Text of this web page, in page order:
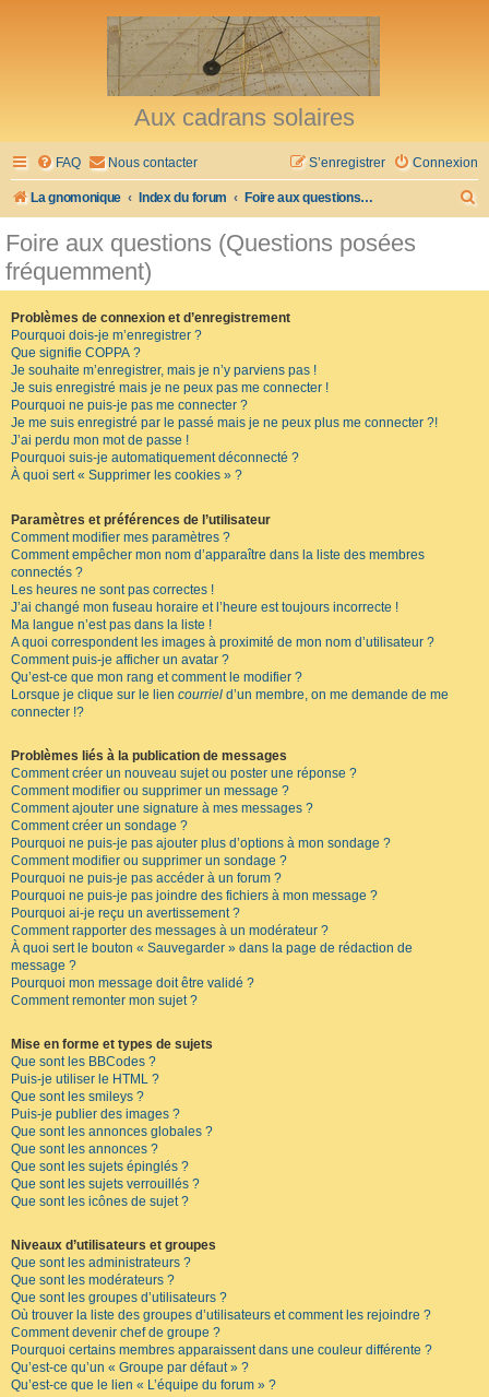
Aux cadrans solaires
FAQ Nous contacter Connexion
S’enregistrer
La gnomonique Index du forum Foire aux questions (Questions posées fréquemment)
Foire aux questions (Questions posées
fréquemment)
Problèmes de connexion et d’enregistrement
Pourquoi dois-je m’enregistrer ?
Que signifie COPPA ?
Je souhaite m’enregistrer, mais je n’y parviens pas !
Je suis enregistré mais je ne peux pas me connecter !
Pourquoi ne puis-je pas me connecter ?
Je me suis enregistré par le passé mais je ne peux plus me connecter ?!
J’ai perdu mon mot de passe !
Pourquoi suis-je automatiquement déconnecté ?
À quoi sert « Supprimer les cookies » ?
Paramètres et préférences de l’utilisateur
Comment modifier mes paramètres ?
Comment empêcher mon nom d’apparaître dans la liste des membres
connectés ?
Les heures ne sont pas correctes !
J’ai changé mon fuseau horaire et l’heure est toujours incorrecte !
Ma langue n’est pas dans la liste !
A quoi correspondent les images à proximité de mon nom d’utilisateur ?
Comment puis-je afficher un avatar ?
Qu’est-ce que mon rang et comment le modifier ?
Lorsque je clique sur le lien courriel d’un membre, on me demande de me
connecter !?
Problèmes liés à la publication de messages
Comment créer un nouveau sujet ou poster une réponse ?
Comment modifier ou supprimer un message ?
Comment ajouter une signature à mes messages ?
Comment créer un sondage ?
Pourquoi ne puis-je pas ajouter plus d’options à mon sondage ?
Comment modifier ou supprimer un sondage ?
Pourquoi ne puis-je pas accéder à un forum ?
Pourquoi ne puis-je pas joindre des fichiers à mon message ?
Pourquoi ai-je reçu un avertissement ?
Comment rapporter des messages à un modérateur ?
À quoi sert le bouton « Sauvegarder » dans la page de rédaction de
message ?
Pourquoi mon message doit être validé ?
Comment remonter mon sujet ?
Mise en forme et types de sujets
Que sont les BBCodes ?
Puis-je utiliser le HTML ?
Que sont les smileys ?
Puis-je publier des images ?
Que sont les annonces globales ?
Que sont les annonces ?
Que sont les sujets épinglés ?
Que sont les sujets verrouillés ?
Que sont les icônes de sujet ?
Niveaux d’utilisateurs et groupes
Que sont les administrateurs ?
Que sont les modérateurs ?
Que sont les groupes d’utilisateurs ?
Où trouver la liste des groupes d’utilisateurs et comment les rejoindre ?
Comment devenir chef de groupe ?
Pourquoi certains membres apparaissent dans une couleur différente ?
Qu’est-ce qu’un « Groupe par défaut » ?
Qu’est-ce que le lien « L’équipe du forum » ?